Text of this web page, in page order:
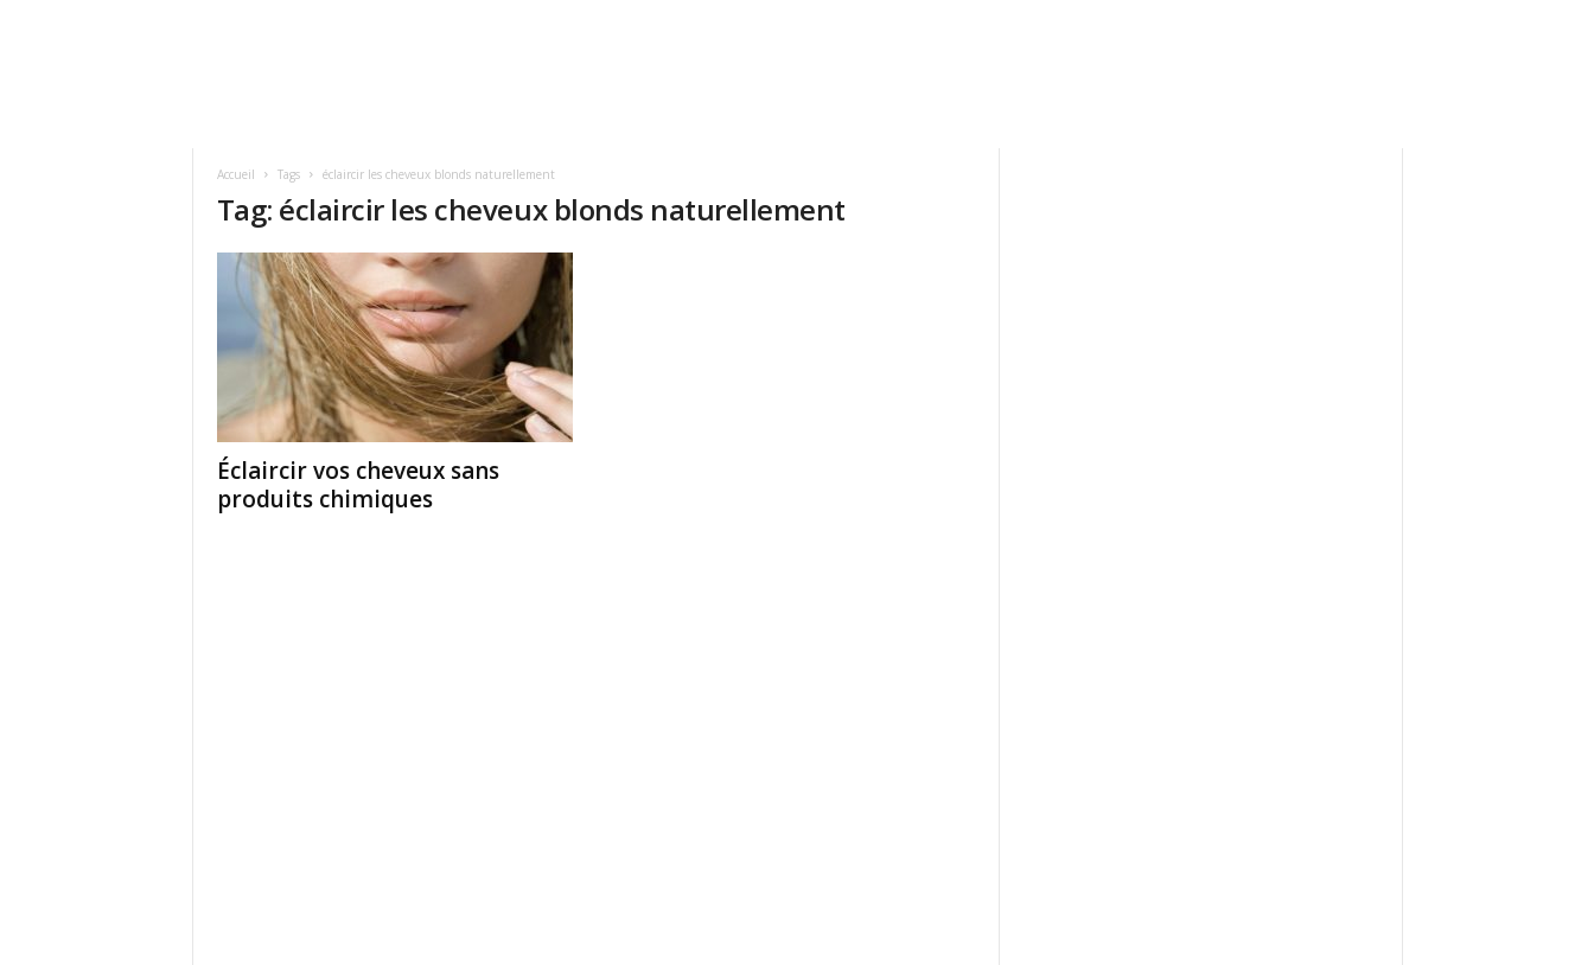
Accueil Tags éclaircir les cheveux blonds naturellement
Tag: éclaircir les cheveux blonds naturellement
Éclaircir vos cheveux sans
produits chimiques